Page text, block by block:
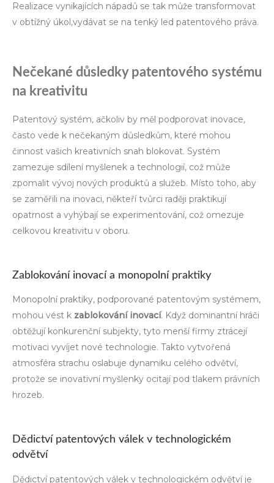
Realizace vynikajících nápadů se tak může transformovat
v obtížný úkol,vydávat se na tenký led patentového práva.
Nečekané důsledky patentového systému
na kreativitu
Patentový systém, ačkoliv by měl podporovat inovace,
často vede k nečekaným důsledkům, které mohou
činnost vašich kreativních snah blokovat. Systém
zamezuje sdílení myšlenek a technologií, což může
zpomalit vývoj nových produktů a služeb. Místo toho, aby
se zaměřili na inovaci, někteří tvůrci raději praktikují
opatrnost a vyhýbají se experimentování, což omezuje
celkovou kreativitu v oboru.
Zablokování inovací a monopolní praktiky
Monopolní praktiky, podporované patentovým systémem,
mohou vést k zablokování inovací. Když dominantní hráči
obtěžují konkurenční subjekty, tyto menší firmy ztrácejí
motivaci vyvíjet nové technologie. Takto vytvořená
atmosféra strachu oslabuje dynamiku celého odvětví,
protože se inovativní myšlenky ocitají pod tlakem právních
hrozeb.
Dědictví patentových válek v technologickém
odvětví
Dědictví patentových válek v technologickém odvětví je